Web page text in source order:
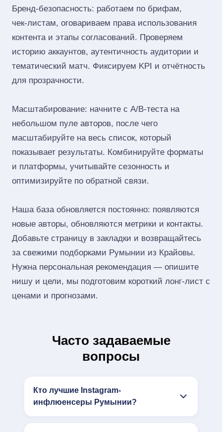
Бренд‑безопасность: работаем по брифам,
чек‑листам, оговариваем права использования
контента и этапы согласований. Проверяем
историю аккаунтов, аутентичность аудитории и
тематический матч. Фиксируем KPI и отчётность
для прозрачности.
Масштабирование: начните с A/B‑теста на
небольшом пуле авторов, после чего
масштабируйте на весь список, который
показывает результаты. Комбинируйте форматы
и платформы, учитывайте сезонность и
оптимизируйте по обратной связи.
Наша база обновляется постоянно: появляются
новые авторы, обновляются метрики и контакты.
Добавьте страницу в закладки и возвращайтесь
за свежими подборками Румынии из Крайовы.
Нужна персональная рекомендация — опишите
нишу и цели, мы подготовим короткий лонг‑лист с
ценами и прогнозами.
Часто задаваемые
вопросы
Кто лучшие Instagram-
инфлюенсеры Румынии?